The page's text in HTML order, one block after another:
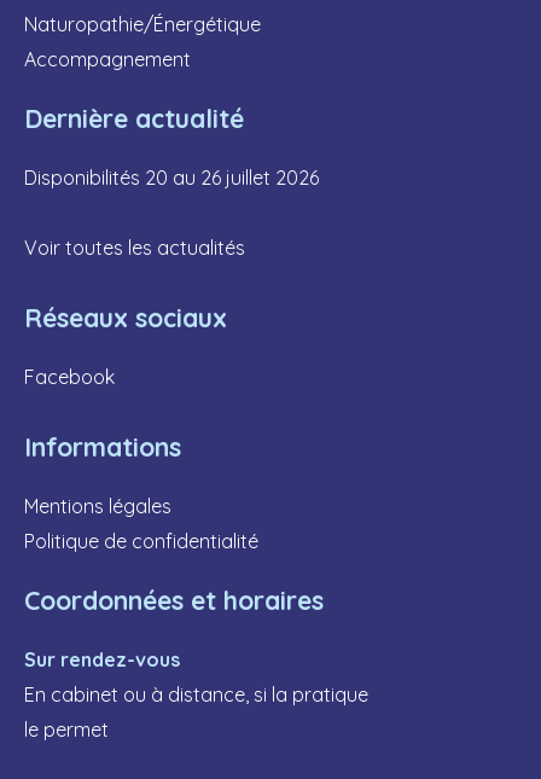
Naturopathie/Énergétique
Accompagnement
Dernière actualité
Disponibilités 20 au 26 juillet 2026
Voir toutes les actualités
Réseaux sociaux
Facebook
Informations
Mentions légales
Politique de confidentialité
Coordonnées et horaires
Sur rendez-vous
En cabinet ou à distance, si la pratique
le permet